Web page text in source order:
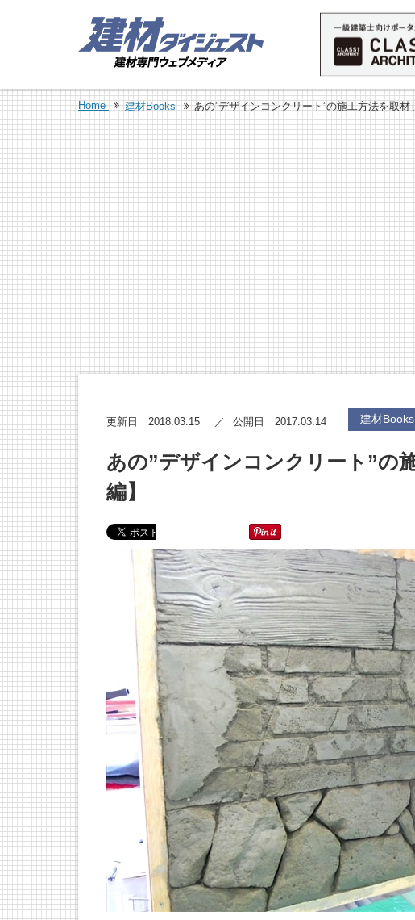
Home 建材Books あの”デザインコンクリート”の施工方法を取
更新日 2018.03.15 公開日 2017.03.14 建材Books
あの”デザインコンクリート”の
編】